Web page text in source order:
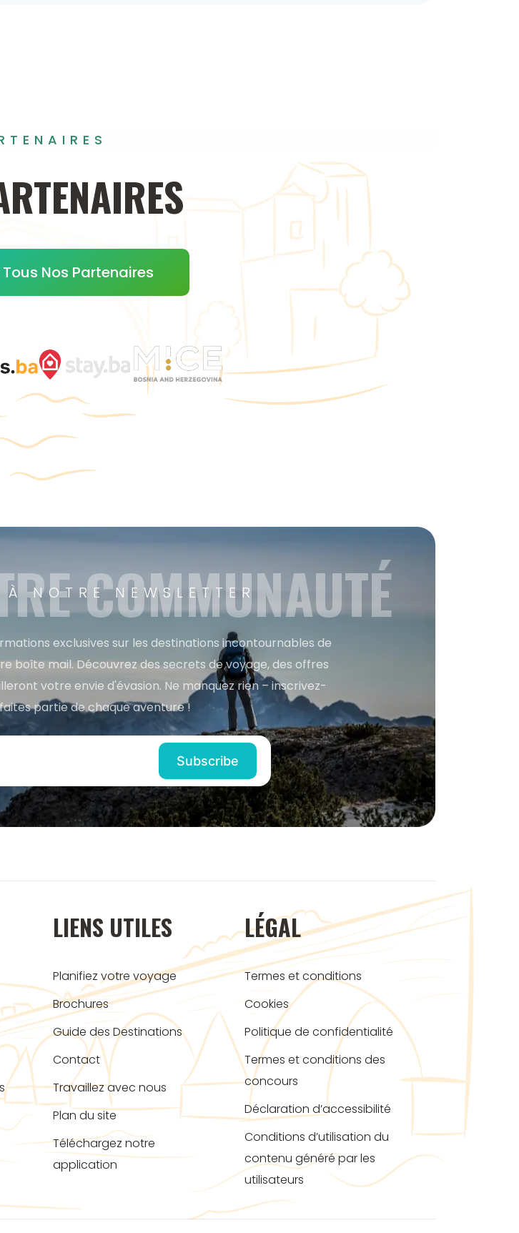
Nos Partenaires
NOTRE NEWSLETTER
COMMUNAUTÉ
exclusives sur les destinations incontournables de
boîte mail. Découvrez des secrets de voyage, des offres
votre envie d'évasion. Ne manquez rien – inscrivez-
partie de chaque aventure !
LIENS UTILES
Planifiez votre voyage
Brochures
Guide des Destinations
Contact
Travaillez avec nous
Plan du site
Téléchargez notre
application
LÉGAL
Termes et conditions
Cookies
Politique de confidentialité
Termes et conditions des
concours
Déclaration d’accessibilité
Conditions d’utilisation du
contenu généré par les
utilisateurs